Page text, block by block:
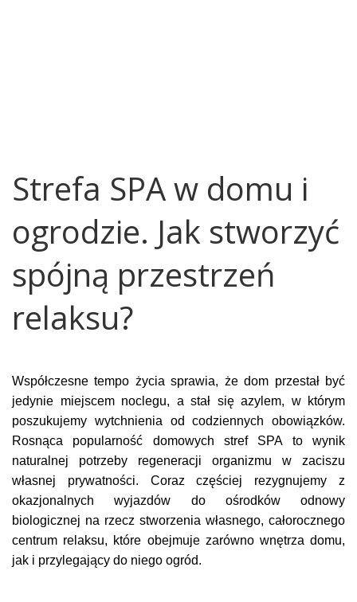
Strefa SPA w domu i
ogrodzie. Jak stworzyć
spójną przestrzeń
relaksu?
Współczesne tempo życia sprawia, że dom przestał być
jedynie miejscem noclegu, a stał się azylem, w którym
poszukujemy wytchnienia od codziennych obowiązków.
Rosnąca popularność domowych stref SPA to wynik
naturalnej potrzeby regeneracji organizmu w zaciszu
własnej prywatności. Coraz częściej rezygnujemy z
okazjonalnych wyjazdów do ośrodków odnowy
biologicznej na rzecz stworzenia własnego, całorocznego
centrum relaksu, które obejmuje zarówno wnętrza domu,
jak i przylegający do niego ogród.